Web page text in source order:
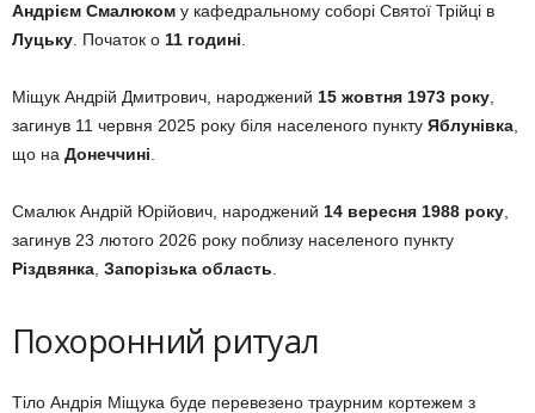
Андрієм Смалюком у кафедральному соборі Святої Трійці в
Луцьку . Початок о 11 годині
Міщук Андрій Дмитрович, народжений 15 жовтня 1973 року
загинув 11 червня 2025 року біля населеного пункту Яблунівка
що на Донеччині
Смалюк Андрій Юрійович, народжений 14 вересня 1988 року
загинув 23 лютого 2026 року поблизу населеного пункту
Різдвянка Запорізька область
Похоронний ритуал
Тіло Андрія Міщука буде перевезено траурним кортежем з